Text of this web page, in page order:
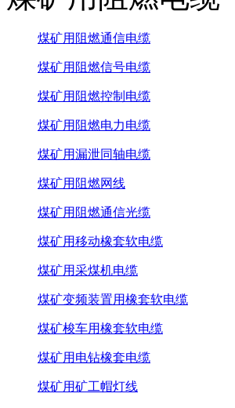
煤矿用阻燃通信电缆
煤矿用阻燃信号电缆
煤矿用阻燃控制电缆
煤矿用阻燃电力电缆
煤矿用漏泄同轴电缆
煤矿用阻燃网线
煤矿用阻燃通信光缆
煤矿用移动橡套软电缆
煤矿用采煤机电缆
煤矿变频装置用橡套软电缆
煤矿梭车用橡套软电缆
煤矿用电钻橡套电缆
煤矿用矿工帽灯线